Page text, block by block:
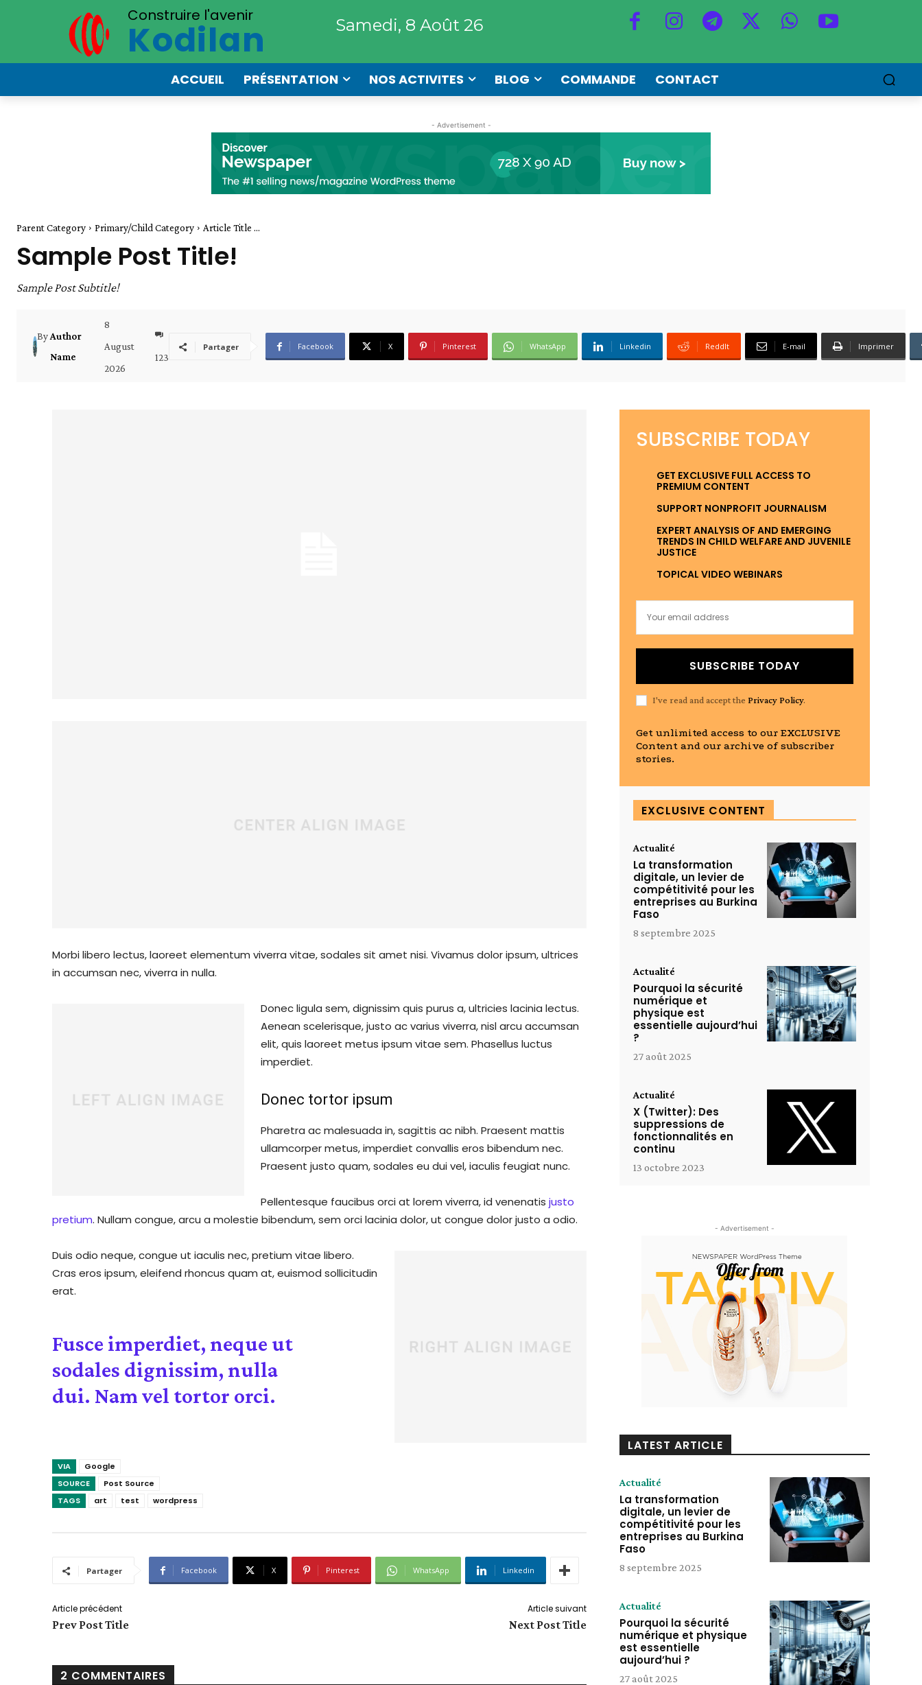
Construire l'avenir
Kodilan Samedi, 8 Août 26
ACCUEIL PRÉSENTATION NOS ACTIVITES BLOG COMMANDE CONTACT
- Advertisement -
Parent Category Primary/Child Category Article Title ...
Sample Post Title!
Sample Post Subtitle!
ByAuthor
Name
8
August
2026
123
Partager Facebook X Pinterest WhatsApp Linkedin ReddIt E-mail Imprimer
Morbi libero lectus, laoreet elementum viverra vitae, sodales sit amet nisi. Vivamus dolor ipsum, ultrices
in accumsan nec, viverra in nulla.
Donec ligula sem, dignissim quis purus a, ultricies lacinia lectus.
Aenean scelerisque, justo ac varius viverra, nisl arcu accumsan
elit, quis laoreet metus ipsum vitae sem. Phasellus luctus
imperdiet.
Donec tortor ipsum
Pharetra ac malesuada in, sagittis ac nibh. Praesent mattis
ullamcorper metus, imperdiet convallis eros bibendum nec.
Praesent justo quam, sodales eu dui vel, iaculis feugiat nunc.
Pellentesque faucibus orci at lorem viverra, id venenatis justo
pretium. Nullam congue, arcu a molestie bibendum, sem orci lacinia dolor, ut congue dolor justo a odio.
Duis odio neque, congue ut iaculis nec, pretium vitae libero.
Cras eros ipsum, eleifend rhoncus quam at, euismod sollicitudin
erat.
Fusce imperdiet, neque ut
sodales dignissim, nulla
dui. Nam vel tortor orci.
VIA
Google
SOURCE
Post Source
TAGS
art test wordpress
Partager Facebook X Pinterest WhatsApp Linkedin
Article précédent
Prev Post Title
Article suivant
Next Post Title
2 COMMENTAIRES
SUBSCRIBE TODAY
GET EXCLUSIVE FULL ACCESS TO
PREMIUM CONTENT
SUPPORT NONPROFIT JOURNALISM
EXPERT ANALYSIS OF AND EMERGING
TRENDS IN CHILD WELFARE AND JUVENILE
JUSTICE
TOPICAL VIDEO WEBINARS
SUBSCRIBE TODAY
I've read and accept the Privacy Policy.
Get unlimited access to our EXCLUSIVE
Content and our archive of subscriber
stories.
EXCLUSIVE CONTENT
Actualité
La transformation
digitale, un levier de
compétitivité pour les
entreprises au Burkina
Faso
8 septembre 2025
Actualité
Pourquoi la sécurité
numérique et
physique est
essentielle aujourd’hui
?
27 août 2025
Actualité
X (Twitter): Des
suppressions de
fonctionnalités en
continu
13 octobre 2023
- Advertisement -
LATEST ARTICLE
Actualité
La transformation
digitale, un levier de
compétitivité pour les
entreprises au Burkina
Faso
8 septembre 2025
Actualité
Pourquoi la sécurité
numérique et physique
est essentielle
aujourd’hui ?
27 août 2025